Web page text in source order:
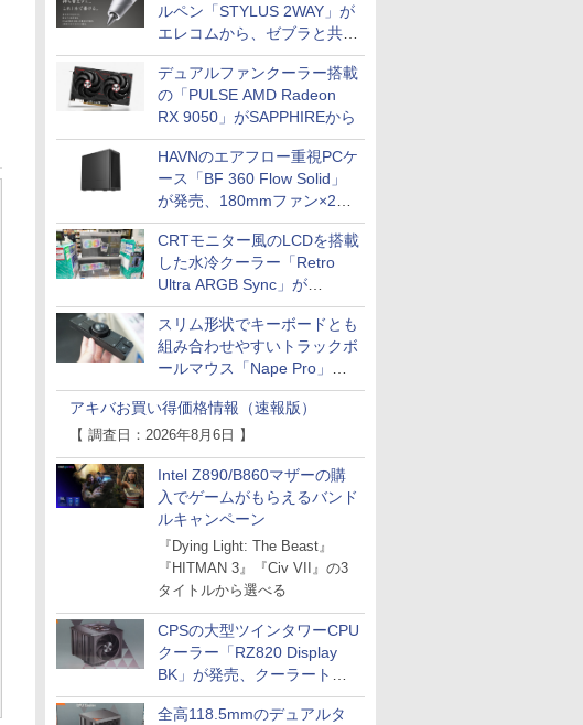
ルペン「STYLUS 2WAY」が
エレコムから、ゼブラと共同
開発
デュアルファンクーラー搭載
の「PULSE AMD Radeon
RX 9050」がSAPPHIREから
HAVNのエアフロー重視PCケ
ース「BF 360 Flow Solid」
が発売、180mmファン×2搭
載
CRTモニター風のLCDを搭載
した水冷クーラー「Retro
Ultra ARGB Sync」が
Thermaltakeから
スリム形状でキーボードとも
組み合わせやすいトラックボ
ールマウス「Nape Pro」が
Keychronから
アキバお買い得価格情報（速報版）
【 調査日：2026年8月6日 】
Intel Z890/B860マザーの購
入でゲームがもらえるバンド
ルキャンペーン
『Dying Light: The Beast』
『HITMAN 3』『Civ VII』の3
タイトルから選べる
CPSの大型ツインタワーCPU
クーラー「RZ820 Display
BK」が発売、クーラートッ
プに5インチ液晶搭載
全高118.5mmのデュアルタ